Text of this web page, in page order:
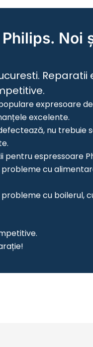
Noi
Reparatii
expresoare
excelente.
nu trebuie
espressoare
cu
cu boilerul,